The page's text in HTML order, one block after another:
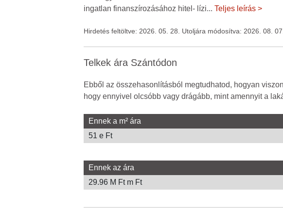
ingatlan finanszírozásához hitel- lízi... Teljes leírás >
Hirdetés feltöltve: 2026. 05. 28. Utoljára módosítva: 2026. 08. 07.
Telkek ára Szántódon
Ebből az összehasonlításból megtudhatod, hogyan
hogy ennyivel olcsóbb vagy drágább, mint amennyit a
Ennek a m² ára
51 e Ft
Ennek az ára
29.96 M Ft m Ft